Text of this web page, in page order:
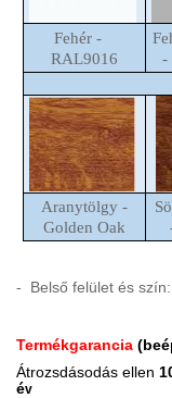
Fehér -
RAL9016
-
Aranytölgy -
Golden Oak
- Belső felület és
Termékgarancia
Átrozsdásodás ellen
év